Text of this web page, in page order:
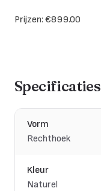
Prijzen: €899.00
Specificaties
Vorm
Rechthoek
Kleur
Naturel